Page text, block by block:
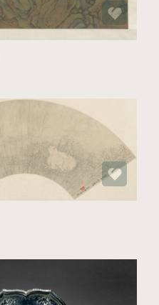
加载中...